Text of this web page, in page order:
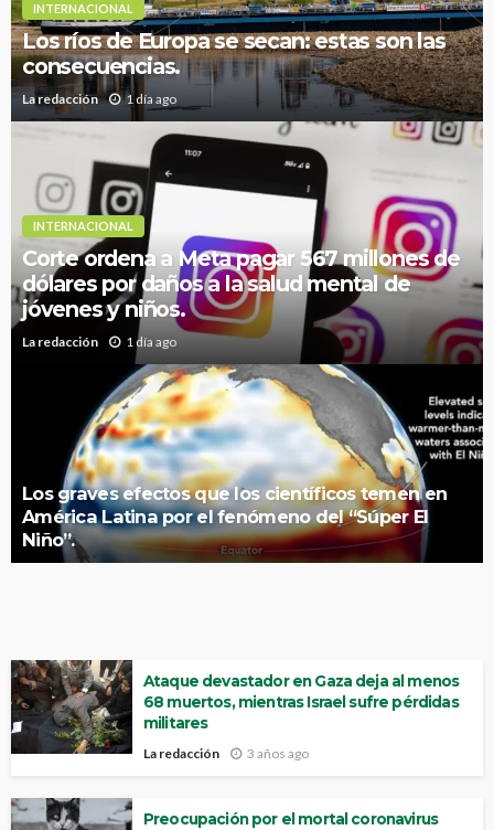
INTERNACIONAL
Los ríos de Europa se secan: estas son las
consecuencias.
La redacción 1 día ago
INTERNACIONAL
Corte ordena a Meta pagar 567 millones de
dólares por daños a la salud mental de
jóvenes y niños.
La redacción 1 día ago
Los graves efectos que los científicos temen en
América Latina por el fenómeno del “Súper El
Niño”.
Ataque devastador en Gaza deja al menos
68 muertos, mientras Israel sufre pérdidas
militares
La redacción 3 años ago
Preocupación por el mortal coronavirus